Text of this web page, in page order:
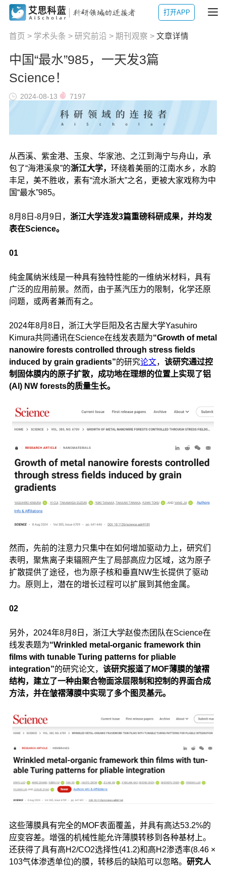
打开APP
首页 > 学术头条 > 研究前沿 > 期刊观察 > 文章详情
中国“最水”985，一天发3篇
Science！
2024-08-13 7197
从西溪、紫金港、玉泉、华家池、之江到海宁与舟山，承
包了“海港溪泉”的浙江大学， 环绕着美丽的江南水乡，水韵
丰足，美不胜收，素有“流水浙大”之名，更被大家戏称为中
国“最水”985。
8月8日-8月9日， 浙江大学连发3篇重磅科研成果，并均发
表在Science。
01
纯金属纳米线是一种具有独特性能的一维纳米材料，具有
广泛的应用前景。然而，由于蒸汽压力的限制，化学还原
问题，或两者兼而有之。
2024年8月8日，浙江大学巨阳及名古屋大学Yasuhiro
Kimura共同通讯在Science在线发表题为“Growth of metal
nanowire forests controlled through stress fields
induced by grain gradients”的研究论文， 该研究通过控
制固体膜内的原子扩散，成功地在理想的位置上实现了铝
(Al) NW forests的质量生长。
然而，先前的注意力只集中在如何增加驱动力上，研究们
表明，聚焦离子束辐照产生了局部高应力区域，这为原子
扩散提供了途径，也为原子核和垂直NW生长提供了驱动
力。原则上，潜在的增长过程可以扩展到其他金属。
02
另外，2024年8月8日，浙江大学赵俊杰团队在Science在
线发表题为“Wrinkled metal-organic framework thin
films with tunable Turing patterns for pliable
integration”的研究论文， 该研究报道了MOF薄膜的皱褶
结构，建立了一种由聚合物面涂层限制和控制的界面合成
方法，并在皱褶薄膜中实现了多个图灵基元。
这些薄膜具有完全的MOF表面覆盖，并具有高达53.2%的
应变容差。增强的机械性能允许薄膜转移到各种基材上。
还获得了具有高H2/CO2选择性(41.2)和高H2渗透率(8.46 ×
103气体渗透单位)的膜，转移后的缺陷可以忽略。 研究人